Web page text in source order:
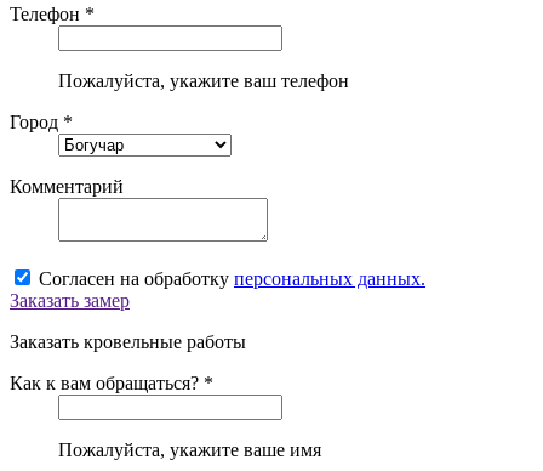
Телефон *
Пожалуйста, укажите ваш телефон
Город *
Комментарий
Согласен на обработку персональных данных.
Заказать замер
Заказать кровельные работы
Как к вам обращаться? *
Пожалуйста, укажите ваше имя